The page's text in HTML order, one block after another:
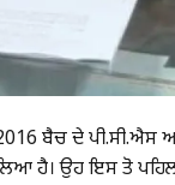
ਬੈਚ ਦੇ ਪੀ.ਸੀ.ਐਸ
ਹੈ। ਉਹ ਇਸ ਤੋ